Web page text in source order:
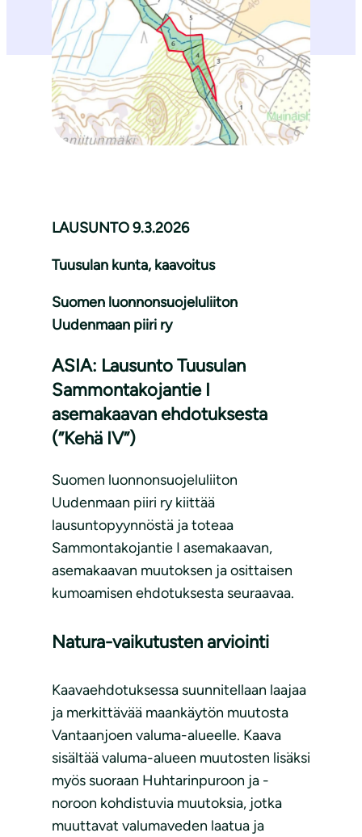
LAUSUNTO 9.3.2026
Tuusulan kunta, kaavoitus
Suomen luonnonsuojeluliiton
Uudenmaan piiri ry
ASIA: Lausunto Tuusulan
Sammontakojantie I
asemakaavan ehdotuksesta
(”Kehä IV”)
Suomen luonnonsuojeluliiton
Uudenmaan piiri ry kiittää
lausuntopyynnöstä ja toteaa
Sammontakojantie I asemakaavan,
asemakaavan muutoksen ja osittaisen
kumoamisen ehdotuksesta seuraavaa.
Natura-vaikutusten arviointi
Kaavaehdotuksessa suunnitellaan laajaa
ja merkittävää maankäytön muutosta
Vantaanjoen valuma-alueelle. Kaava
sisältää valuma-alueen muutosten lisäksi
myös suoraan Huhtarinpuroon ja -
noroon kohdistuvia muutoksia, jotka
muuttavat valumaveden laatua ja